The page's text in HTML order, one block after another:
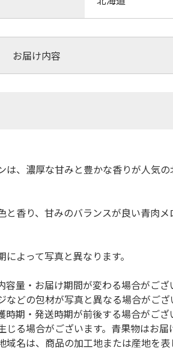
お届け内容
、濃厚な甘みと豊かな香りが人気の
香り、甘みのバランスが良い青肉メ
よって写真と異なります。
量・お届け期間が変わる場合がござ
どの包材が写真と異なる場合がござ
期・発送時期が前後する場合がござ
る場合がございます。青果物はお届
名は、商品の加工地または産地を表